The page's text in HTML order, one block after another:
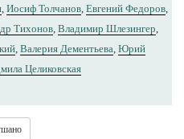
Иосиф Толчанов Евгений Федоров
Тихонов Владимир Шлезингер
Валерия Дементьева Юрий
Целиковская